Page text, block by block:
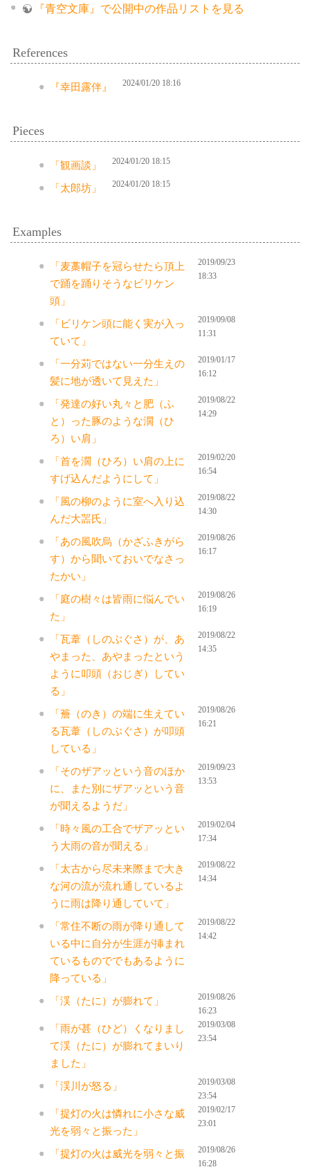
『青空文庫』で公開中の作品リストを見る
References
『幸田露伴』 2024/01/20 18:16
Pieces
「観画談」 2024/01/20 18:15
「太郎坊」 2024/01/20 18:15
Examples
「麦藁帽子を冠らせたら頂上
で踊を踊りそうなビリケン
頭」
2019/09/23
18:33
「ビリケン頭に能く実が入っ
ていて」
2019/09/08
11:31
「一分苅ではない一分生えの
髪に地が透いて見えた」
2019/01/17
16:12
「発達の好い丸々と肥（ふ
と）った豚のような濶（ひ
ろ）い肩」
2019/08/22
14:29
「首を濶（ひろ）い肩の上に
すげ込んだようにして」
2019/02/20
16:54
「風の柳のように室へ入り込
んだ大噐氏」
2019/08/22
14:30
「あの風吹烏（かざふきがら
す）から聞いておいでなさっ
たかい」
2019/08/26
16:17
「庭の樹々は皆雨に悩んでい
た」
2019/08/26
16:19
「瓦葦（しのぶぐさ）が、あ
やまった、あやまったという
ように叩頭（おじぎ）してい
る」
2019/08/22
14:35
「簷（のき）の端に生えてい
る瓦葦（しのぶぐさ）が叩頭
している」
2019/08/26
16:21
「そのザアッという音のほか
に、また別にザアッという音
が聞えるようだ」
2019/09/23
13:53
「時々風の工合でザアッとい
う大雨の音が聞える」
2019/02/04
17:34
「太古から尽未来際まで大き
な河の流が流れ通しているよ
うに雨は降り通していて」
2019/08/22
14:34
「常住不断の雨が降り通して
いる中に自分が生涯が挿まれ
ているものででもあるように
降っている」
2019/08/22
14:42
「渓（たに）が膨れて」
2019/08/26
16:23
「雨が甚（ひど）くなりまし
て渓（たに）が膨れてまいり
ました」
2019/03/08
23:54
「渓川が怒る」
2019/03/08
23:54
「提灯の火は憐れに小さな威
光を弱々と振った」
2019/02/17
23:01
「提灯の火は威光を弱々と振
2019/08/26
16:28